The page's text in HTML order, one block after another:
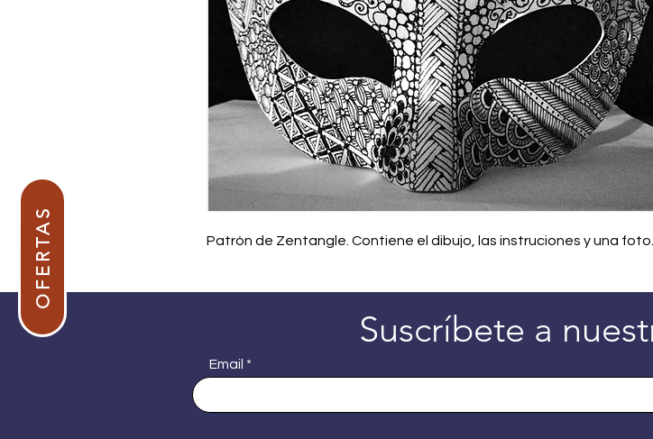
OFERTAS Patrón de Zentangle. Contiene el dibujo, las instruciones y una foto.
Email
Suscríbete a